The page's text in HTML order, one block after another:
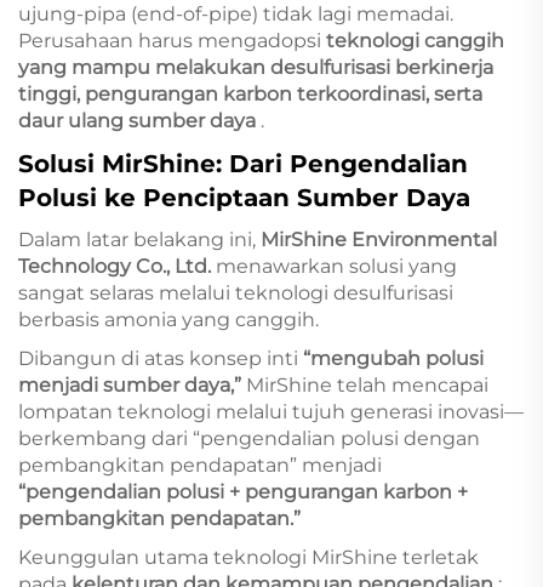
ujung-pipa (end-of-pipe) tidak lagi memadai.
Perusahaan harus mengadopsi teknologi canggih
yang mampu melakukan desulfurisasi berkinerja
tinggi, pengurangan karbon terkoordinasi, serta
daur ulang sumber daya .
Solusi MirShine: Dari Pengendalian
Polusi ke Penciptaan Sumber Daya
Dalam latar belakang ini, MirShine Environmental
Technology Co., Ltd. menawarkan solusi yang
sangat selaras melalui teknologi desulfurisasi
berbasis amonia yang canggih.
Dibangun di atas konsep inti “mengubah polusi
menjadi sumber daya,” MirShine telah mencapai
lompatan teknologi melalui tujuh generasi inovasi—
berkembang dari “pengendalian polusi dengan
pembangkitan pendapatan” menjadi
“pengendalian polusi + pengurangan karbon +
pembangkitan pendapatan.”
Keunggulan utama teknologi MirShine terletak